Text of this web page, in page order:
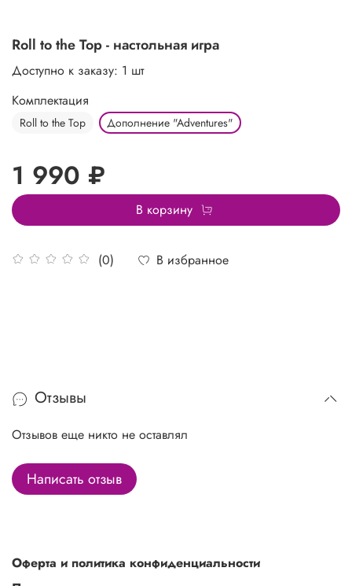
Roll to the Top - настольная игра
(0) В избранное
Комплектация
Roll to the Top Дополнение "Adventures"
Доступно к заказу: 1 шт
1 990 ₽
В корзину
Отзывы
Отзывов еще никто не оставлял
Написать отзыв
Оферта и политика конфиденциальности